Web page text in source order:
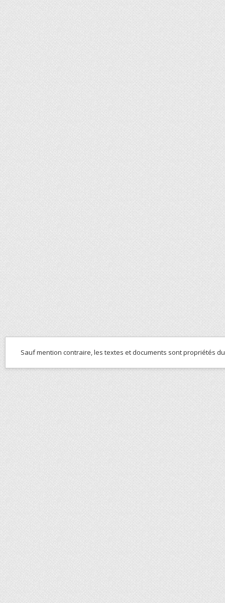
Sauf mention contraire, les textes et documents sont propriétés